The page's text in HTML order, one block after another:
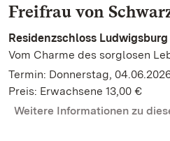
Freifrau von
Residenzschloss Ludwigsburg
Vom Charme des sorglosen
Termin: Donnerstag,
Preis: Erwachsene 13,00 €
Weitere Informationen zu